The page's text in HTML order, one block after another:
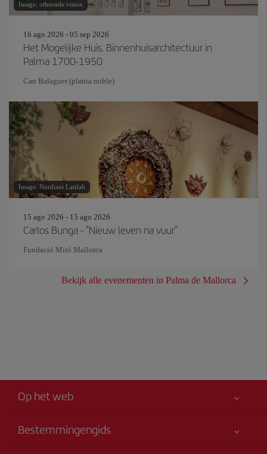
Image: otherside vision
16 ago 2026 - 05 sep 2026
Het Mogelijke Huis. Binnenhuisarchitectuur in
Palma 1700-1950
Can Balaguer (planta noble)
Image: Nurdiani Latifah
15 ago 2026 - 15 ago 2026
Carlos Bunga - "Nieuw leven na vuur"
Fundació Miró Mallorca
Bekijk alle evenementen in Palma de Mallorca
Op het web
Bestemmingengids